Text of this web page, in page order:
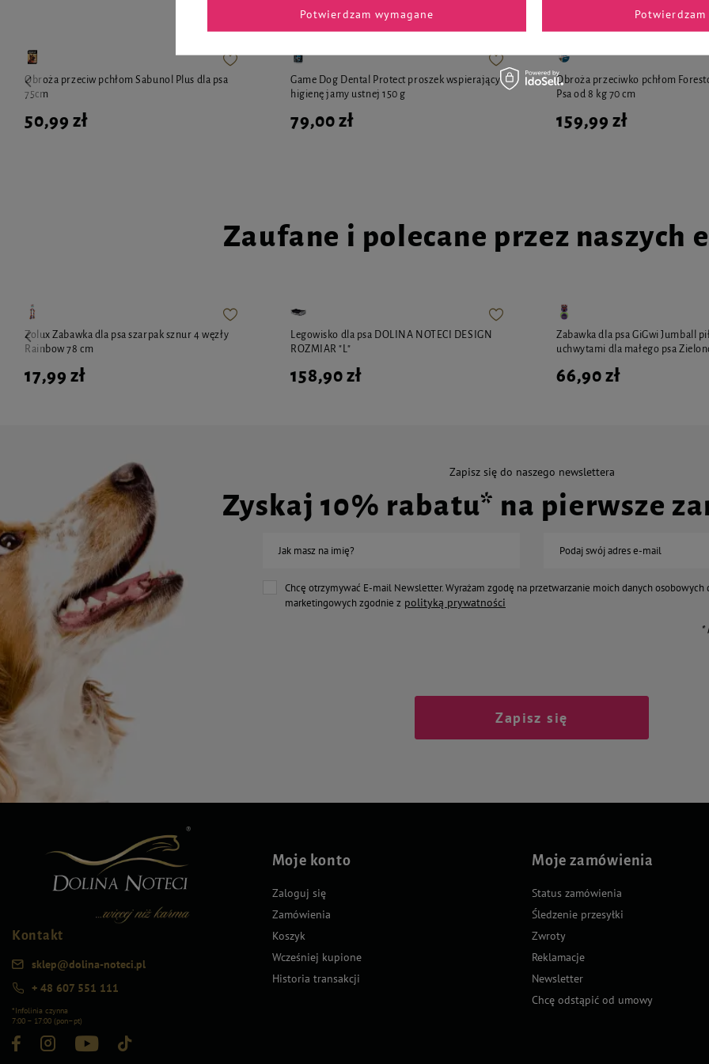
Obroża przeciw pchłom Sabunol Plus dla psa
75cm
50,99 zł
Game Dog Dental Protect proszek wspierający
higienę jamy ustnej 150 g
79,00 zł
Obroża przeciwko pchłom
Psa od 8 kg 70 cm
159,99 zł
Zaufane i polecane przez naszych
Zolux Zabawka dla psa szarpak sznur 4 węzły
Rainbow 78 cm
17,99 zł
Legowisko dla psa DOLINA NOTECI DESIGN
ROZMIAR "L"
158,90 zł
Zabawka dla psa GiGwi Jumball
uchwytami dla małego psa
66,90 zł
Zapisz się do naszego newslettera
Zyskaj 10% rabatu* na pierwsze
Jak masz na imię? Podaj swój adres e-mail
Chcę otrzymywać E-mail Newsletter. Wyrażam zgodę na przetwarzanie moich danych osobowych
marketingowych zgodnie z polityką prywatności
*
Zapisz się
Kontakt
sklep@dolina-noteci.pl
+ 48 607 551 111
*Infolinia czynna
7:00 – 17:00 (pon–pt)
Moje konto
Zaloguj się
Zamówienia
Koszyk
Wcześniej kupione
Historia transakcji
Moje zamówienia
Status zamówienia
Śledzenie przesyłki
Zwroty
Reklamacje
Newsletter
Chcę odstąpić od umowy
Potwierdzam wymagane